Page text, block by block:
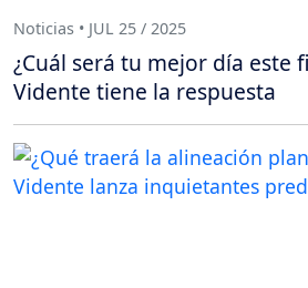
Noticias • JUL 25 / 2025
¿Cuál será tu mejor día este
Vidente tiene la respuesta